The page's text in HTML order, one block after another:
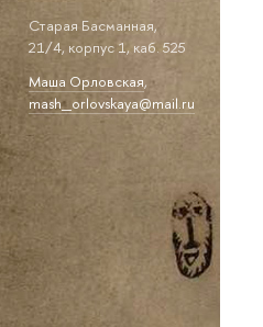
Старая Басманная,
21/4, корпус 1, каб. 525
Маша Орловская,
mash_orlovskaya@mail.ru